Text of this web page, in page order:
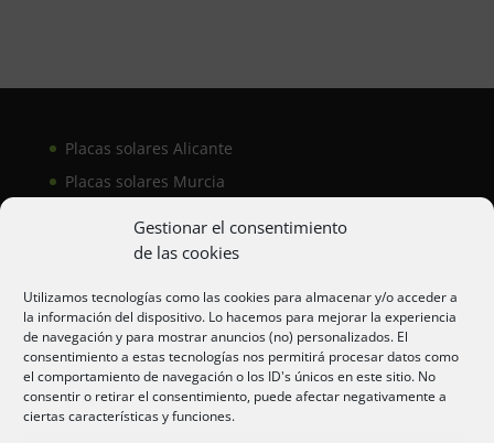
Gestionar el consentimiento
de las cookies
Utilizamos tecnologías como las cookies para almacenar y/o acceder a
la información del dispositivo. Lo hacemos para mejorar la experiencia
de navegación y para mostrar anuncios (no) personalizados. El
consentimiento a estas tecnologías nos permitirá procesar datos como
el comportamiento de navegación o los ID's únicos en este sitio. No
consentir o retirar el consentimiento, puede afectar negativamente a
ciertas características y funciones.
Placas solares Alicante
Placas solares Murcia
Aire acondicionado Alicante
Aire acondicionador Murcia
Aire acondicionado San Juan